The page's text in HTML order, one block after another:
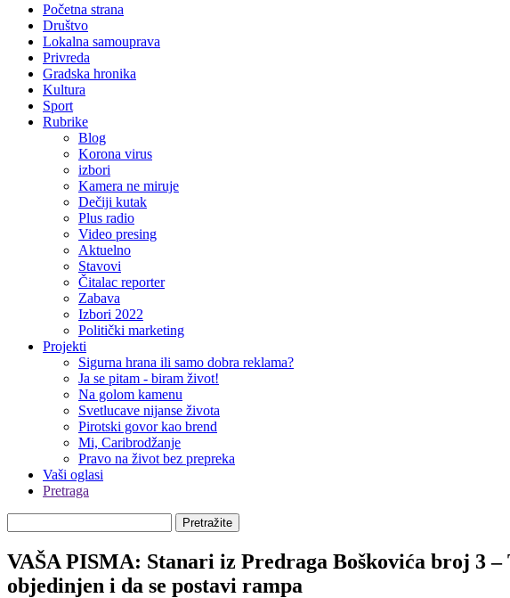
Početna strana
Društvo
Lokalna samouprava
Privreda
Gradska hronika
Kultura
Sport
Rubrike
Blog
Korona virus
izbori
Kamera ne miruje
Dečiji kutak
Plus radio
Video presing
Aktuelno
Stavovi
Čitalac reporter
Zabava
Izbori 2022
Politički marketing
Projekti
Sigurna hrana ili samo dobra reklama?
Ja se pitam - biram život!
Na golom kamenu
Svetlucave nijanse života
Pirotski govor kao brend
Mi, Caribrodžanje
Pravo na život bez prepreka
Vaši oglasi
Pretraga
Pretražite
VAŠA PISMA: Stanari iz Predraga Boškovića broj 3
objedinjen i da se postavi rampa